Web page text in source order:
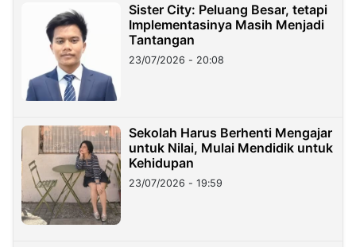
Sister City: Peluang Besar, tetapi
Implementasinya Masih Menjadi
Tantangan
23/07/2026 - 20:08
Sekolah Harus Berhenti Mengajar
untuk Nilai, Mulai Mendidik untuk
Kehidupan
23/07/2026 - 19:59